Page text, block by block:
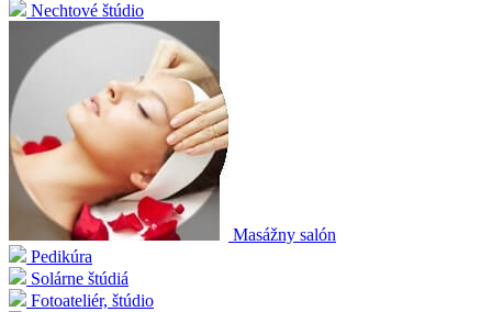
Nechtové štúdio
Masážny salón
Pedikúra
Solárne štúdiá
Fotoateliér, štúdio